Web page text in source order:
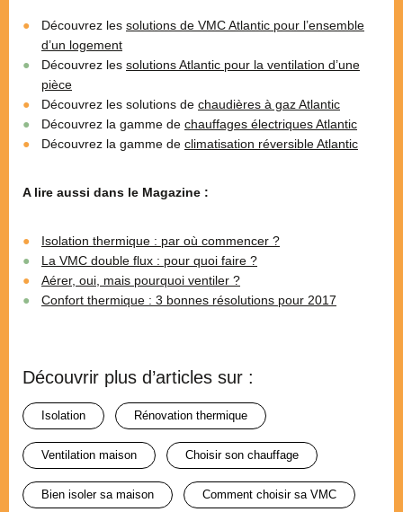
Découvrez les solutions de VMC Atlantic pour l’ensemble
d’un logement
Découvrez les solutions Atlantic pour la ventilation d’une
pièce
Découvrez les solutions de chaudières à gaz Atlantic
Découvrez la gamme de chauffages électriques Atlantic
Découvrez la gamme de climatisation réversible Atlantic
A lire aussi dans le Magazine :
Isolation thermique : par où commencer ?
La VMC double flux : pour quoi faire ?
Aérer, oui, mais pourquoi ventiler ?
Confort thermique : 3 bonnes résolutions pour 2017
Découvrir plus d’articles sur :
isolation rénovation thermique
ventilation maison choisir son chauffage
bien isoler sa maison comment choisir sa VMC